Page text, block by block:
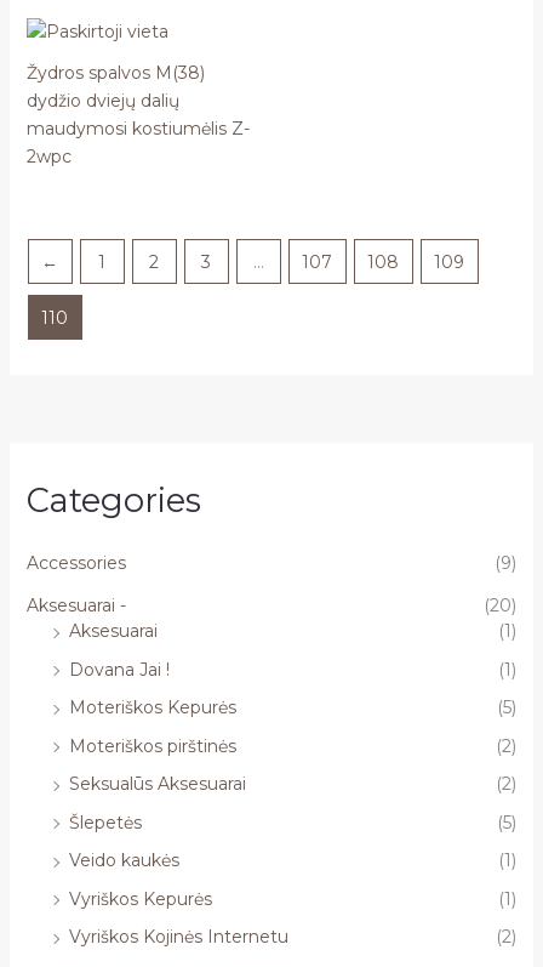
Categories
Accessories
(9)
Aksesuarai -
(20)
Aksesuarai
(1)
Dovana Jai !
(1)
Moteriškos Kepurės
(5)
Moteriškos pirštinės
(2)
Seksualūs Aksesuarai
(2)
Šlepetės
(5)
Veido kaukės
(1)
Vyriškos Kepurės
(1)
Vyriškos Kojinės Internetu
(2)
Žydros spalvos M(38)
dydžio dviejų dalių
maudymosi kostiumėlis Z-
2wpc
← 1 2 3 … 107 108 109
110